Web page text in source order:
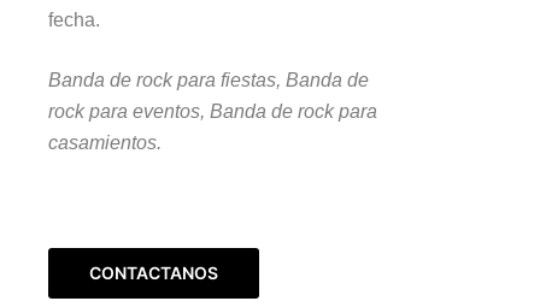
fecha.
Banda de rock para fiestas, Banda de
rock para eventos, Banda de rock para
casamientos.
CONTACTANOS